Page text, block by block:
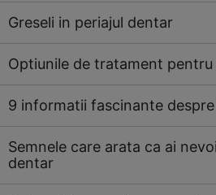
Greseli in periajul dentar
Optiunile de tratament
9 informatii fascinante
Semnele care arata ca ai
dentar